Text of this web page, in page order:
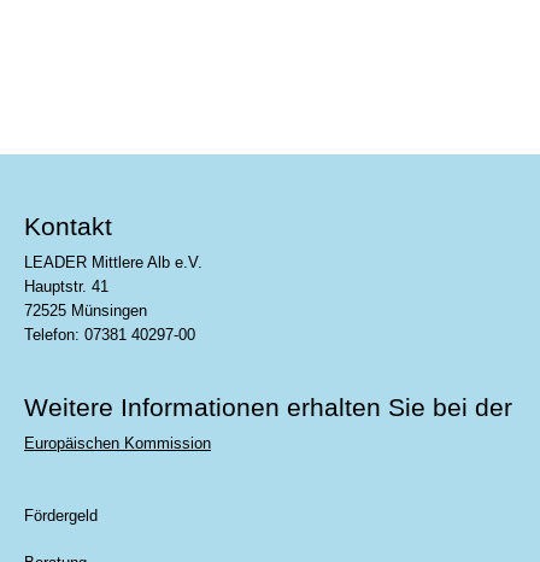
Kontakt
LEADER Mittlere Alb e.V.
Hauptstr. 41
72525 Münsingen
Telefon: 07381 40297-00
Weitere Informationen erhalten Sie bei der
Europäischen Kommission
Fördergeld